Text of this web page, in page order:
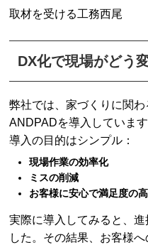
取材を受ける工務西尾
DX化で現場がどう
弊社では、家づくりに関
ANDPADを導入しています
導入の目的はシンプル：
現場作業の効率化
ミスの削減
お客様に安心で満足度の
実際に導入してみると、
した。その結果、お客様